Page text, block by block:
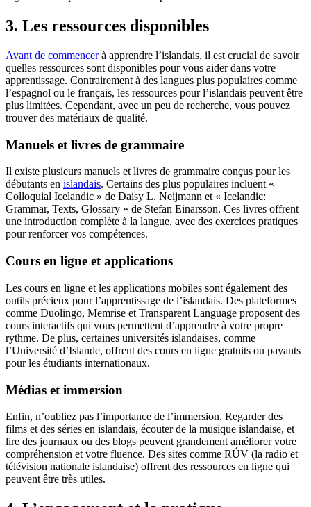
3. Les ressources disponibles
Avant de commencerà apprendre l’islandais, il est crucial de savoir
quelles ressources sont disponibles pour vous aider dans votre
apprentissage. Contrairement à des langues plus populaires comme
l’espagnol ou le français, les ressources pour l’islandais peuvent être
plus limitées. Cependant, avec un peu de recherche, vous pouvez
trouver des matériaux de qualité.
Manuels et livres de grammaire
Il existe plusieurs manuels et livres de grammaire conçus pour les
débutants en islandais. Certains des plus populaires incluent «
Colloquial Icelandic » de Daisy L. Neijmann et « Icelandic:
Grammar, Texts, Glossary » de Stefan Einarsson. Ces livres offrent
une introduction complète à la langue, avec des exercices pratiques
pour renforcer vos compétences.
Cours en ligne et applications
Les cours en ligne et les applications mobiles sont également des
outils précieux pour l’apprentissage de l’islandais. Des plateformes
comme Duolingo, Memrise et Transparent Language proposent des
cours interactifs qui vous permettent d’apprendre à votre propre
rythme. De plus, certaines universités islandaises, comme
l’Université d’Islande, offrent des cours en ligne gratuits ou payants
pour les étudiants internationaux.
Médias et immersion
Enfin, n’oubliez pas l’importance de l’immersion. Regarder des
films et des séries en islandais, écouter de la musique islandaise, et
lire des journaux ou des blogs peuvent grandement améliorer votre
compréhension et votre fluence. Des sites comme RÚV (la radio et
télévision nationale islandaise) offrent des ressources en ligne qui
peuvent être très utiles.